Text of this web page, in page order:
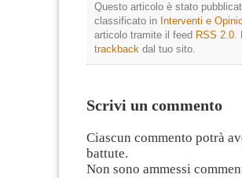
Questo articolo è stato
classificato in Interventi e
articolo tramite il feed RSS 2.0.
trackback dal tuo sito.
Scrivi un commento
Ciascun commento potrà
battute.
Non sono ammessi